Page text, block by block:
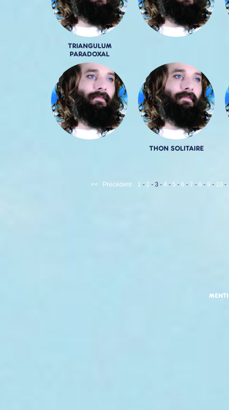
TRIANGULUM
PARADOXAL
THON SOLITAIRE
<< Précédent 1 - 2 - 3 - 4 - 5 - 6 - 7 - 8 - 9 - 10 -